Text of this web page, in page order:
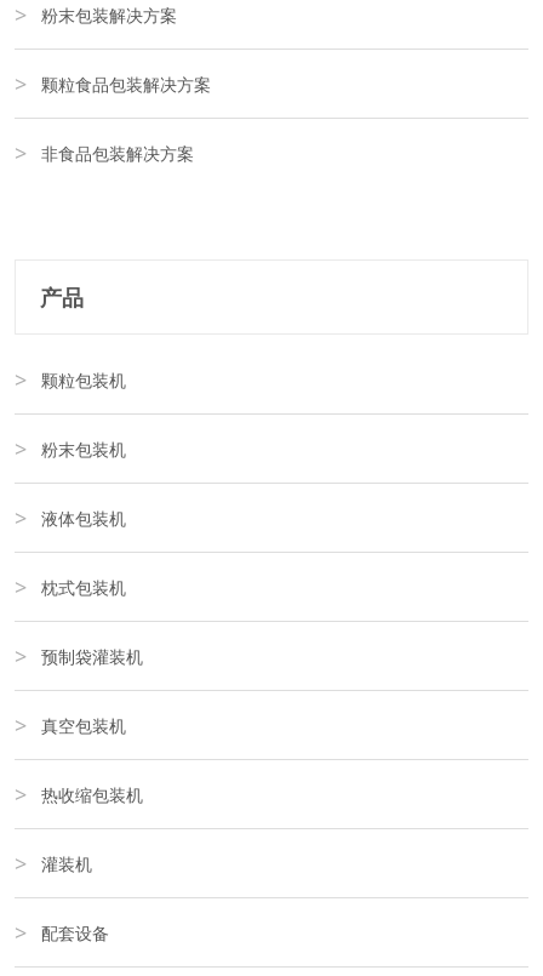
粉末包装解决方案
颗粒食品包装解决方案
非食品包装解决方案
产品
颗粒包装机
粉末包装机
液体包装机
枕式包装机
预制袋灌装机
真空包装机
热收缩包装机
灌装机
配套设备